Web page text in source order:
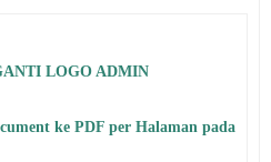
LOGO ADMIN
ke PDF per Halaman pada